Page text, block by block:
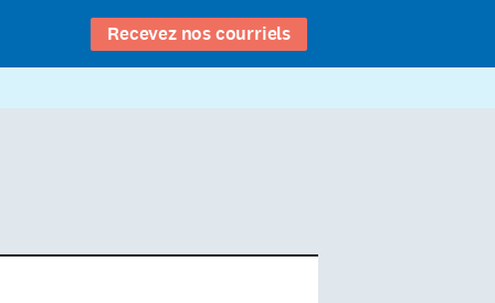
Recevez nos courriels